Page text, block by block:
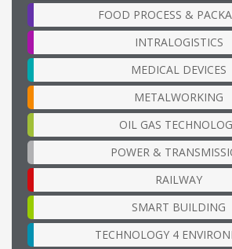
FOOD PROCESS &
INTRALOGISTICS
MEDICAL DEVICES
METALWORKING
OIL GAS
POWER &
RAILWAY
SMART BUILDING
TECHNOLOGY 4